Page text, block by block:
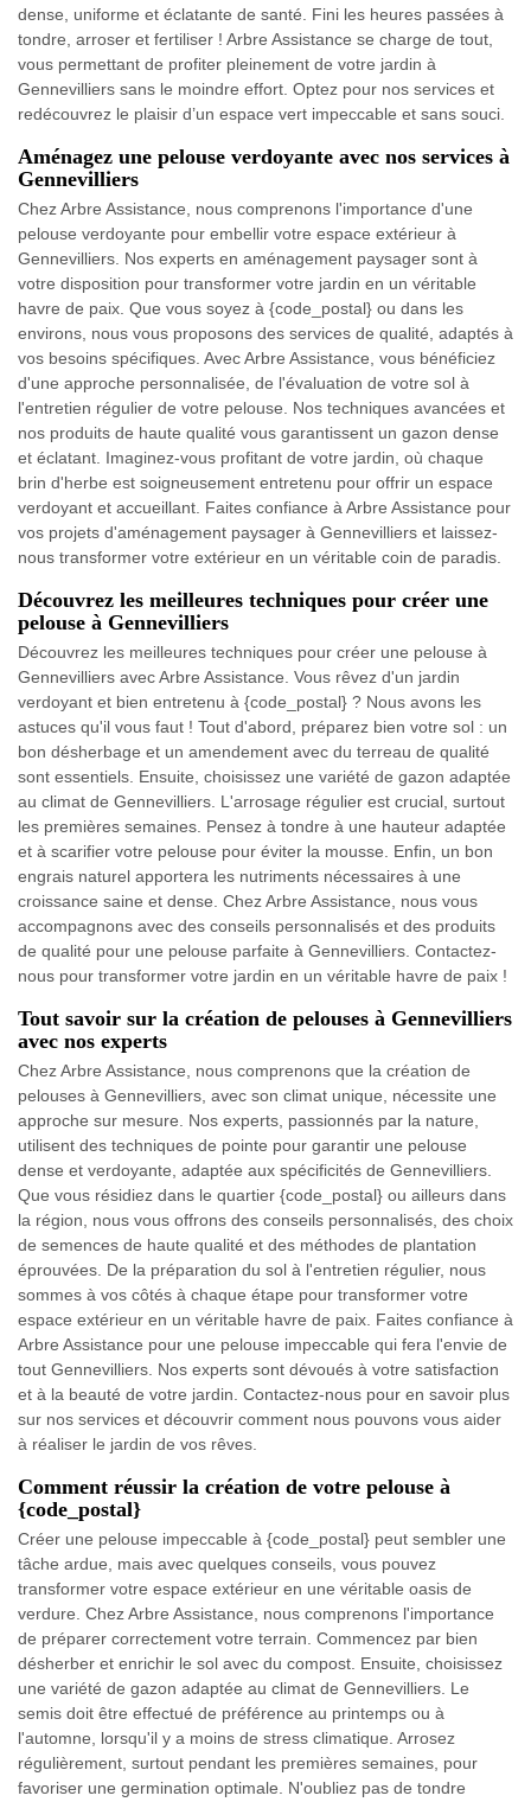
dense, uniforme et éclatante de santé. Fini les heures passées à
tondre, arroser et fertiliser ! Arbre Assistance se charge de tout,
vous permettant de profiter pleinement de votre jardin à
Gennevilliers sans le moindre effort. Optez pour nos services et
redécouvrez le plaisir d’un espace vert impeccable et sans souci.
Aménagez une pelouse verdoyante avec nos services à
Gennevilliers
Chez Arbre Assistance, nous comprenons l'importance d'une
pelouse verdoyante pour embellir votre espace extérieur à
Gennevilliers. Nos experts en aménagement paysager sont à
votre disposition pour transformer votre jardin en un véritable
havre de paix. Que vous soyez à {code_postal} ou dans les
environs, nous vous proposons des services de qualité, adaptés à
vos besoins spécifiques. Avec Arbre Assistance, vous bénéficiez
d'une approche personnalisée, de l'évaluation de votre sol à
l'entretien régulier de votre pelouse. Nos techniques avancées et
nos produits de haute qualité vous garantissent un gazon dense
et éclatant. Imaginez-vous profitant de votre jardin, où chaque
brin d'herbe est soigneusement entretenu pour offrir un espace
verdoyant et accueillant. Faites confiance à Arbre Assistance pour
vos projets d'aménagement paysager à Gennevilliers et laissez-
nous transformer votre extérieur en un véritable coin de paradis.
Découvrez les meilleures techniques pour créer une
pelouse à Gennevilliers
Découvrez les meilleures techniques pour créer une pelouse à
Gennevilliers avec Arbre Assistance. Vous rêvez d'un jardin
verdoyant et bien entretenu à {code_postal} ? Nous avons les
astuces qu'il vous faut ! Tout d'abord, préparez bien votre sol : un
bon désherbage et un amendement avec du terreau de qualité
sont essentiels. Ensuite, choisissez une variété de gazon adaptée
au climat de Gennevilliers. L'arrosage régulier est crucial, surtout
les premières semaines. Pensez à tondre à une hauteur adaptée
et à scarifier votre pelouse pour éviter la mousse. Enfin, un bon
engrais naturel apportera les nutriments nécessaires à une
croissance saine et dense. Chez Arbre Assistance, nous vous
accompagnons avec des conseils personnalisés et des produits
de qualité pour une pelouse parfaite à Gennevilliers. Contactez-
nous pour transformer votre jardin en un véritable havre de paix !
Tout savoir sur la création de pelouses à Gennevilliers
avec nos experts
Chez Arbre Assistance, nous comprenons que la création de
pelouses à Gennevilliers, avec son climat unique, nécessite une
approche sur mesure. Nos experts, passionnés par la nature,
utilisent des techniques de pointe pour garantir une pelouse
dense et verdoyante, adaptée aux spécificités de Gennevilliers.
Que vous résidiez dans le quartier {code_postal} ou ailleurs dans
la région, nous vous offrons des conseils personnalisés, des choix
de semences de haute qualité et des méthodes de plantation
éprouvées. De la préparation du sol à l'entretien régulier, nous
sommes à vos côtés à chaque étape pour transformer votre
espace extérieur en un véritable havre de paix. Faites confiance à
Arbre Assistance pour une pelouse impeccable qui fera l'envie de
tout Gennevilliers. Nos experts sont dévoués à votre satisfaction
et à la beauté de votre jardin. Contactez-nous pour en savoir plus
sur nos services et découvrir comment nous pouvons vous aider
à réaliser le jardin de vos rêves.
Comment réussir la création de votre pelouse à
{code_postal}
Créer une pelouse impeccable à {code_postal} peut sembler une
tâche ardue, mais avec quelques conseils, vous pouvez
transformer votre espace extérieur en une véritable oasis de
verdure. Chez Arbre Assistance, nous comprenons l'importance
de préparer correctement votre terrain. Commencez par bien
désherber et enrichir le sol avec du compost. Ensuite, choisissez
une variété de gazon adaptée au climat de Gennevilliers. Le
semis doit être effectué de préférence au printemps ou à
l'automne, lorsqu'il y a moins de stress climatique. Arrosez
régulièrement, surtout pendant les premières semaines, pour
favoriser une germination optimale. N'oubliez pas de tondre